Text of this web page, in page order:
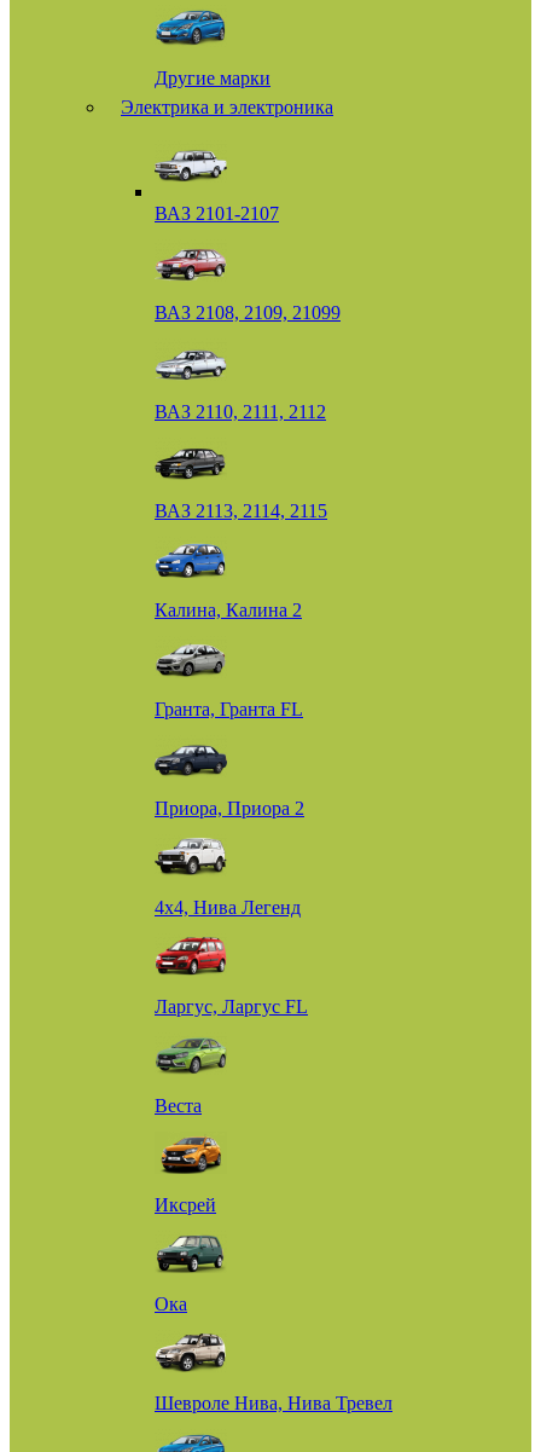
Другие марки
Электрика и электроника
ВАЗ 2101-2107
ВАЗ 2108, 2109, 21099
ВАЗ 2110, 2111, 2112
ВАЗ 2113, 2114, 2115
Калина, Калина 2
Гранта, Гранта FL
Приора, Приора 2
4х4, Нива Легенд
Ларгус, Ларгус FL
Веста
Иксрей
Ока
Шевроле Нива, Нива Тревел